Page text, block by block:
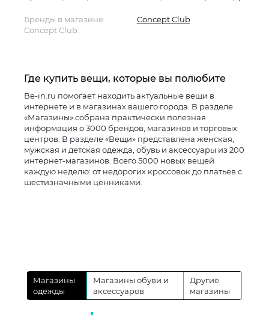
Бренды в магазине
Concept Club:
Concept Club
Где купить вещи, которые вы полюбите
Be-in.ru помогает находить актуальные вещи в
интернете и в магазинах вашего города. В разделе
«Магазины» собрана практически полезная
информация о 3000 брендов, магазинов и торговых
центров. В разделе «Вещи» представлена женская,
мужская и детская одежда, обувь и аксессуары из 200
интернет-магазинов. Всего 5000 новых вещей
каждую неделю: от недорогих кроссовок до платьев с
шестизначными ценниками.
Магазины
одежды
Магазины обуви и
аксессуаров
Другие
магазины